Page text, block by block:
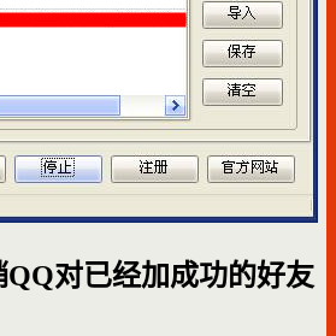
对已经加成功的好友